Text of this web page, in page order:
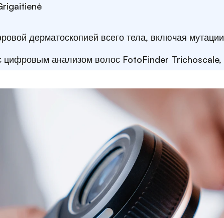
дерматоскопией всего тела, включая
цифровым анализом волос FotoFinder